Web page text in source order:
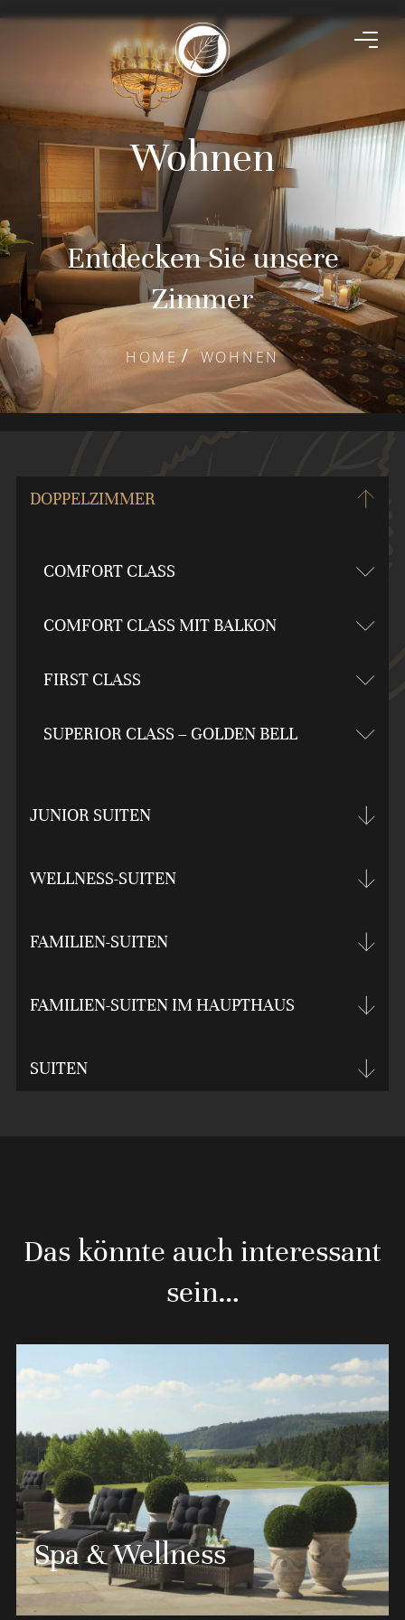
Wohnen
Entdecken Sie unsere
Zimmer
HOME WOHNEN
DOPPELZIMMER
COMFORT CLASS
COMFORT CLASS MIT BALKON
FIRST CLASS
SUPERIOR CLASS – GOLDEN BELL
JUNIOR SUITEN
WELLNESS-SUITEN
FAMILIEN-SUITEN
FAMILIEN-SUITEN IM HAUPTHAUS
SUITEN
Das könnte auch interessant
sein…
Spa & Wellness